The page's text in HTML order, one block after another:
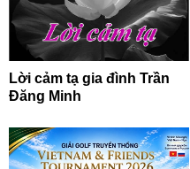
Lời cảm tạ gia đình Trần
Đăng Minh